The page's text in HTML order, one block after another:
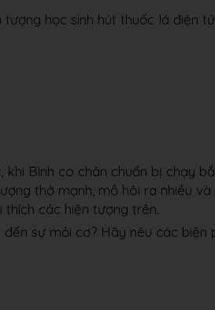
học sinh hút thuốc lá điện
Bình co chân chuẩn bị chạy
thở mạnh, mồ hôi ra nhiều
thích các hiện tượng trên.
sự mỏi cơ? Hãy nêu các biện